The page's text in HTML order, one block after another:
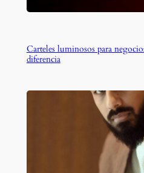
Carteles luminosos para
diferencia